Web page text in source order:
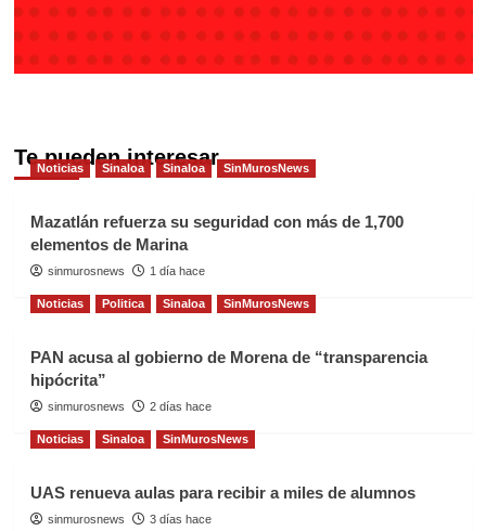
Te pueden interesar
Noticias Sinaloa Sinaloa SinMurosNews
Mazatlán refuerza su seguridad con más de 1,700
elementos de Marina
sinmurosnews 1 día hace
Noticias Politica Sinaloa SinMurosNews
PAN acusa al gobierno de Morena de “transparencia
hipócrita”
sinmurosnews 2 días hace
Noticias Sinaloa SinMurosNews
UAS renueva aulas para recibir a miles de alumnos
sinmurosnews 3 días hace